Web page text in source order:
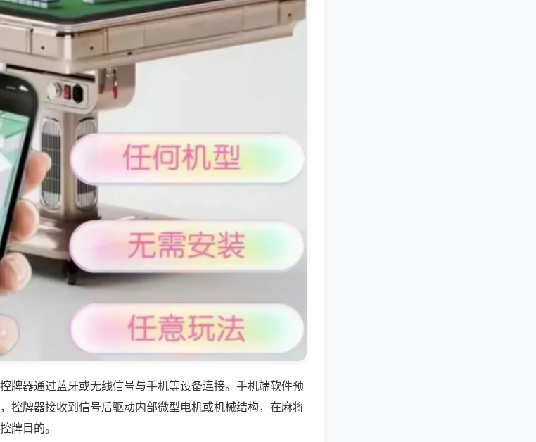
牌器通过蓝牙或无线信号与手机等设备连接。手机端软件预
控牌器接收到信号后驱动内部微型电机或机械结构，在麻将
牌目的。